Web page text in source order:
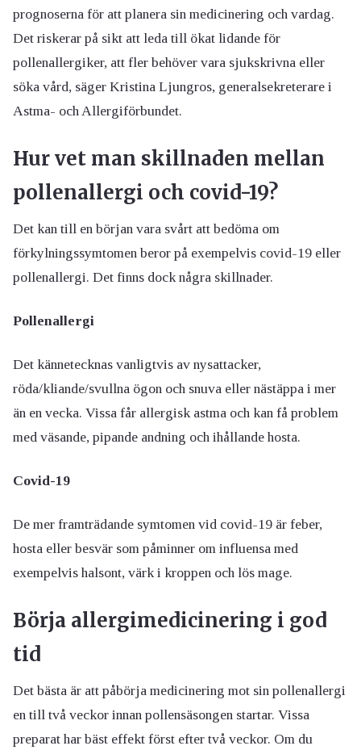
prognoserna för att planera sin medicinering och vardag.
Det riskerar på sikt att leda till ökat lidande för
pollenallergiker, att fler behöver vara sjukskrivna eller
söka vård, säger Kristina Ljungros, generalsekreterare i
Astma- och Allergiförbundet.
Hur vet man skillnaden mellan
pollenallergi och covid-19?
Det kan till en början vara svårt att bedöma om
förkylningssymtomen beror på exempelvis covid-19 eller
pollenallergi. Det finns dock några skillnader.
Pollenallergi
Det kännetecknas vanligtvis av nysattacker,
röda/kliande/svullna ögon och snuva eller nästäppa i mer
än en vecka. Vissa får allergisk astma och kan få problem
med väsande, pipande andning och ihållande hosta.
Covid-19
De mer framträdande symtomen vid covid-19 är feber,
hosta eller besvär som påminner om influensa med
exempelvis halsont, värk i kroppen och lös mage.
Börja allergimedicinering i god
tid
Det bästa är att påbörja medicinering mot sin pollenallergi
en till två veckor innan pollensäsongen startar. Vissa
preparat har bäst effekt först efter två veckor. Om du